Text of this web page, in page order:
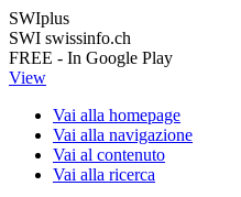
SWIplus
SWI swissinfo.ch
FREE - In Google Play
View
Vai alla homepage
Vai alla navigazione
Vai al contenuto
Vai alla ricerca